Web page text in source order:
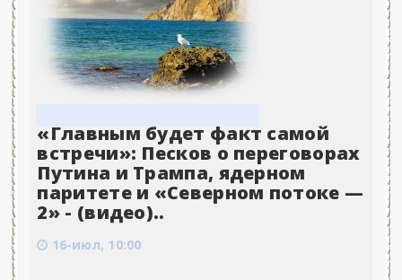
«Главным будет факт самой
встречи»: Песков о переговорах
Путина и Трампа, ядерном
паритете и «Северном потоке —
2» - (видео)..
16-июл, 10:00